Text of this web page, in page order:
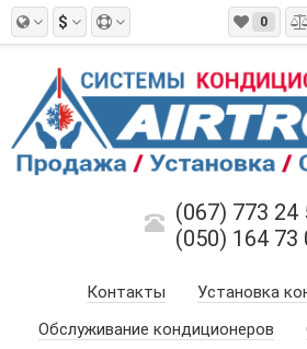
$ 0
(067) 773 24
(050) 164 73
Контакты
Установка
Обслуживание кондиционеров